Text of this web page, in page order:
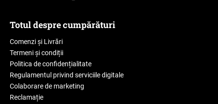
Totul despre cumpărături
Comenzi și Livrări
Termeni și condiții
Politica de confidențialitate
Regulamentul privind serviciile digitale
Colaborare de marketing
Reclamație